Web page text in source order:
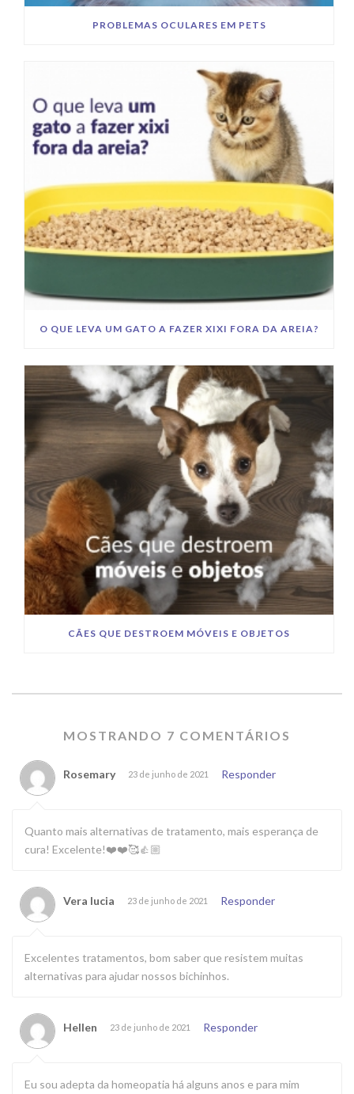
PROBLEMAS OCULARES EM PETS
O QUE LEVA UM GATO A FAZER XIXI FORA DA AREIA?
CÃES QUE DESTROEM MÓVEIS E OBJETOS
MOSTRANDO 7 COMENTÁRIOS
Rosemary 23 de junho de 2021 Responder
Quanto mais alternativas de tratamento, mais esperança de
cura! Excelente!❤️❤️🥰👍🏼
Vera lucia 23 de junho de 2021 Responder
Excelentes tratamentos, bom saber que resistem muitas
alternativas para ajudar nossos bichinhos.
Hellen 23 de junho de 2021 Responder
Eu sou adepta da homeopatia há alguns anos e para mim